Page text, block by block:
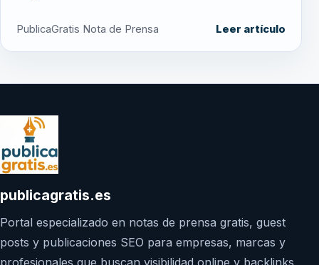
PublicaGratis Nota de Prensa Leer artículo
publicagratis.es
Portal especializado en notas de prensa gratis, guest
posts y publicaciones SEO para empresas, marcas y